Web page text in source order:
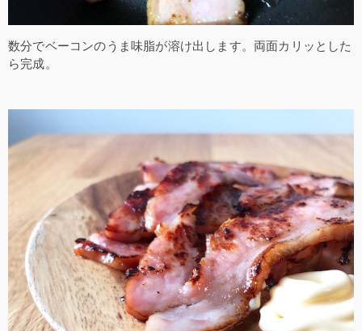
数分でベーコンのうま味脂が溶け出します。両面カリッとした
ら完成。